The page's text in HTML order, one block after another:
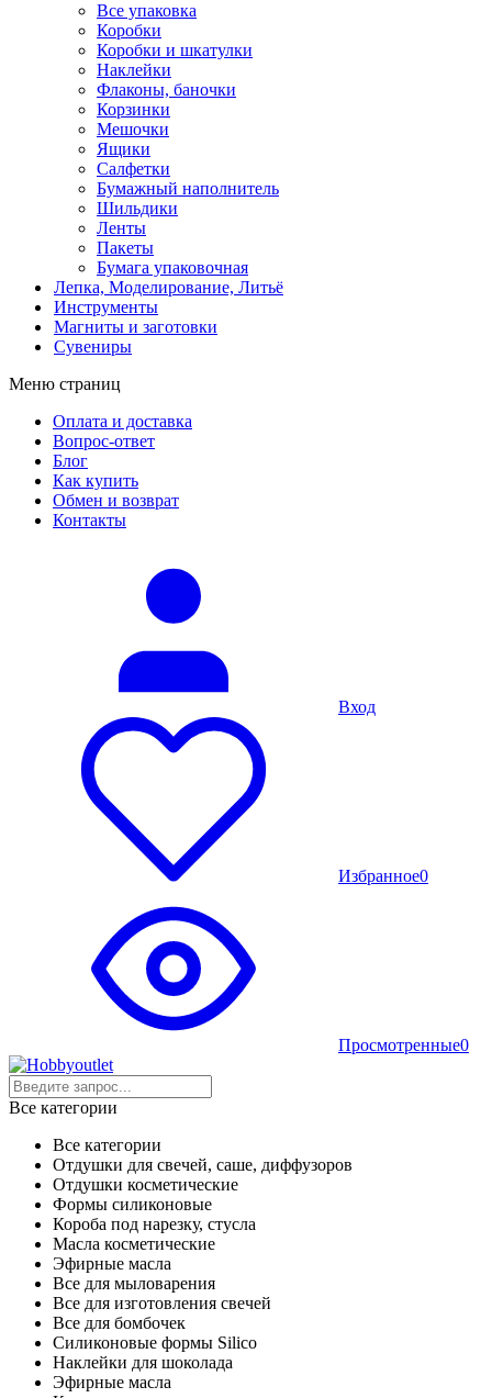
Все упаковка
Коробки
Коробки и шкатулки
Наклейки
Флаконы, баночки
Корзинки
Мешочки
Ящики
Салфетки
Бумажный наполнитель
Шильдики
Ленты
Пакеты
Бумага упаковочная
Лепка, Моделирование, Литьё
Инструменты
Магниты и заготовки
Сувениры
Меню страниц
Оплата и доставка
Вопрос-ответ
Блог
Как купить
Обмен и возврат
Контакты
Вход
Избранное0
Просмотренные0
Все категории
Все категории
Отдушки для свечей, саше, диффузоров
Отдушки косметические
Формы силиконовые
Короба под нарезку, стусла
Масла косметические
Эфирные масла
Все для мыловарения
Все для изготовления свечей
Все для бомбочек
Силиконовые формы Silico
Наклейки для шоколада
Эфирные масла